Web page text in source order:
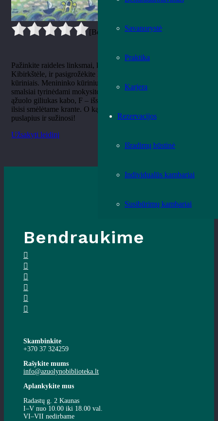
Savanorystė
Praktika
Karjera
Rezervacijos
Išradimų būstinė
Individualūs kambariai
Susibūrimų kambariai
[Bendrai: Vidurkis:0]
Pažinkite raideles linksmai, keliaudami puslapiais su žaisminga
Kibirkštėle, ir pasigrožėkite Mikalojaus Konstantino Čiurlionio
kūriniais. Menininko kūriniuose rasite įsikomponavusias raides,
smalsiai tyrinėdami mokysitės skaityti bei rašyti. Juk Ą kaip
ąžuolo giliukas kabo, F – išsirangiusi kaip fantastiškas žaltys, K
ilsisi smėlėtame krante. O ką veikia kitos? Nerk į abėcėlės
puslapius ir sužinosi!
Užsakyti leidinį
Bendraukime
Skambinkite
+370 37 324259
Rašykite mums
info@azuolynobiblioteka.lt
Aplankykite mus
Radastų g. 2 Kaunas
I–V nuo 10.00 iki 18.00 val.
VI–VII nedirbame